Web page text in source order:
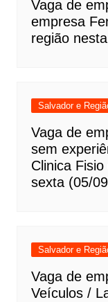
Vaga de
empresa
região
Salvador e
Vaga de
sem
Clinica
sexta (05/
Salvador e
Vaga de
Veículos /